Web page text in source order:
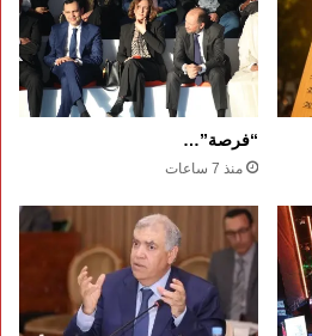
“فرصة”…
منذ 7 ساعات